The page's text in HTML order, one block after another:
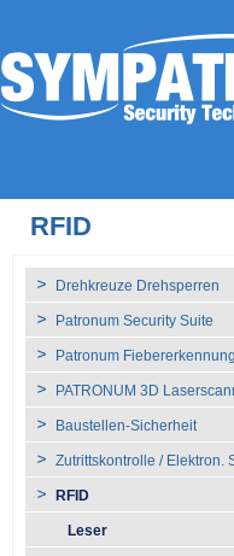
RFID
Drehkreuze Drehsperren
Patronum Security Suite
Patronum Fiebererkennung
PATRONUM 3D
Baustellen-Sicherheit
Zutrittskontrolle / Elektron.
RFID
Leser